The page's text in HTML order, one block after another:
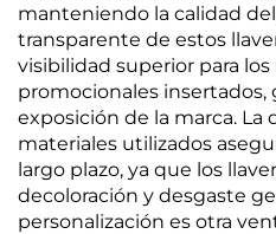
manteniendo la calidad
transparente de estos
visibilidad superior para
promocionales insertados,
exposición de la marca. La
materiales utilizados
largo plazo, ya que los
decoloración y desgaste
personalización es otra